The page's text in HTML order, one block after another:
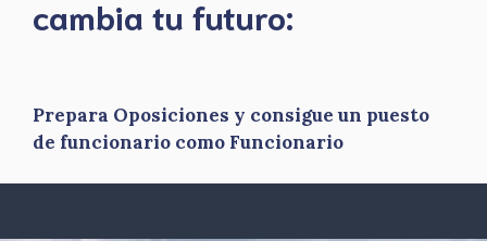
​cambia tu futuro:
Prepara Oposiciones y consigue un puesto
de funcionario como Funcionario